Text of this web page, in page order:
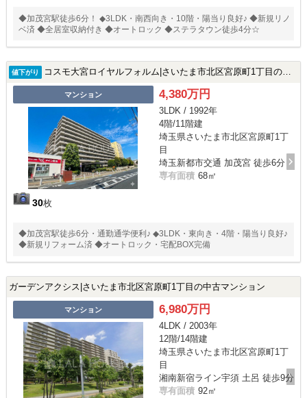
◆加茂宮駅徒歩6分！ ◆3LDK・南西向き・10階・陽当り良好♪ ◆新規リノ
ベ済 ◆全居室収納付き ◆オートロック ◆ステラタウン徒歩4分☆
値下がり コスモ大宮ロイヤルフォルム|さいたま市北区宮原町1丁目の中古マンション
マンション
30枚
4,380万円
3LDK / 1992年
4階/11階建
埼玉県さいたま市北区宮原町1丁
目
埼玉新都市交通 加茂宮 徒歩6分
専有面積 68㎡
◆加茂宮駅徒歩6分・通勤通学便利♪ ◆3LDK・東向き・4階・陽当り良好♪
◆新規リフォーム済 ◆オートロック・宅配BOX完備
ガーデンアクシス|さいたま市北区宮原町1丁目の中古マンション
マンション 6,980万円
4LDK / 2003年
12階/14階建
埼玉県さいたま市北区宮原町1丁
目
湘南新宿ライン宇須 土呂 徒歩9分
専有面積 92㎡